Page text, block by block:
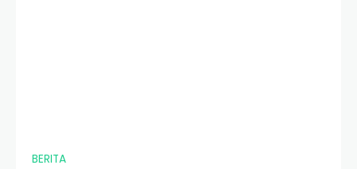
BERITA